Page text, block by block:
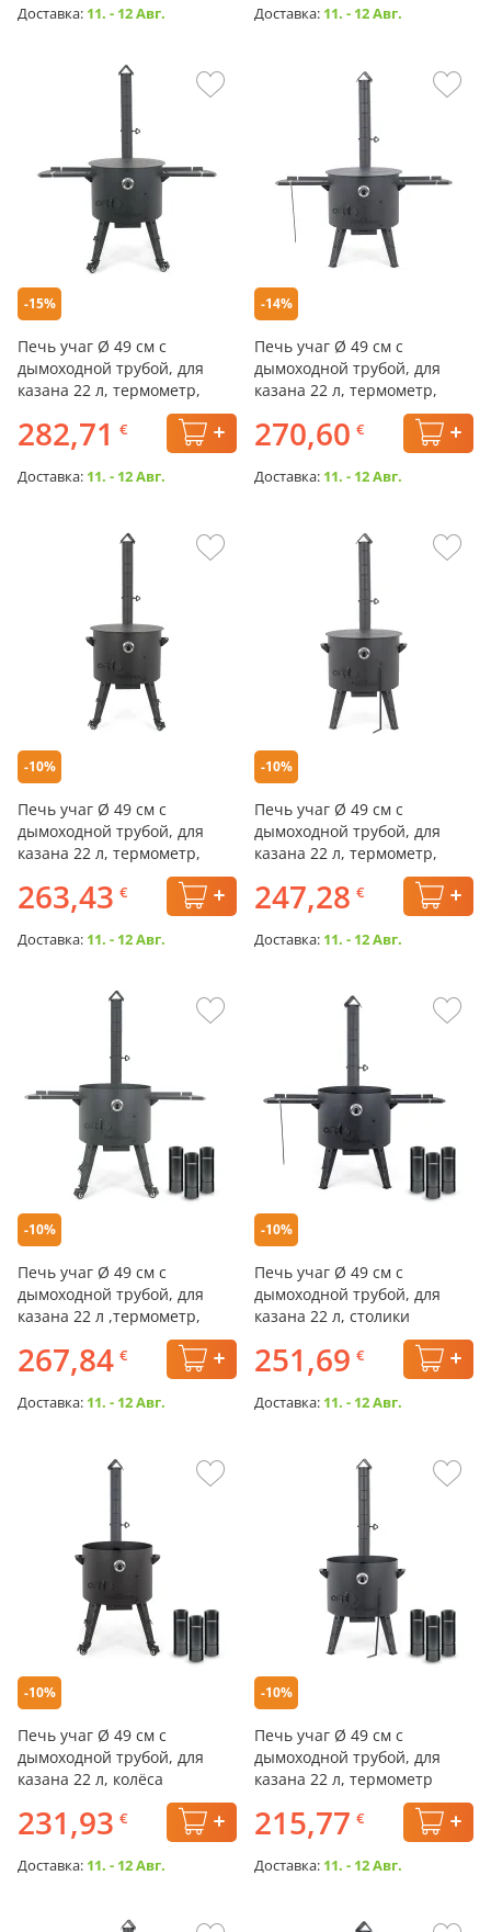
Доставка: 11. - 12 Авг. Доставка: 11. - 12 Авг.
-15%
Печь учаг Ø 49 см с
дымоходной трубой, для
казана 22 л, термометр,
колёса, столики, плита
282,71 €
Доставка: 11. - 12 Авг.
-14%
Печь учаг Ø 49 см с
дымоходной трубой, для
казана 22 л, термометр,
270,60 €
Доставка: 11. - 12 Авг.
-10%
Печь учаг Ø 49 см с
дымоходной трубой, для
казана 22 л, термометр,
263,43 €
Доставка: 11. - 12 Авг.
-10%
Печь учаг Ø 49 см с
дымоходной трубой, для
казана 22 л, термометр,
247,28 €
Доставка: 11. - 12 Авг.
-10%
Печь учаг Ø 49 см с
дымоходной трубой, для
казана 22 л ,термометр,
267,84 €
Доставка: 11. - 12 Авг.
-10%
Печь учаг Ø 49 см с
дымоходной трубой, для
казана 22 л, столики
251,69 €
Доставка: 11. - 12 Авг.
-10%
Печь учаг Ø 49 см с
дымоходной трубой, для
казана 22 л, колёса
231,93 €
Доставка: 11. - 12 Авг.
-10%
Печь учаг Ø 49 см с
дымоходной трубой, для
казана 22 л, термометр
215,77 €
Доставка: 11. - 12 Авг.